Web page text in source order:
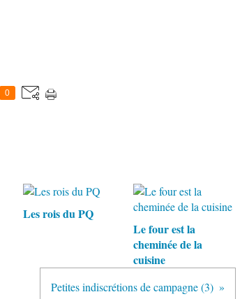
0
Les rois du PQ
Le four est la
cheminée de la
cuisine
Petites indiscrétions de campagne (3)